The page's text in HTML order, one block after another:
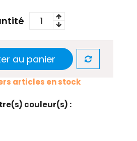
au panier
articles en stock
couleur(s) :